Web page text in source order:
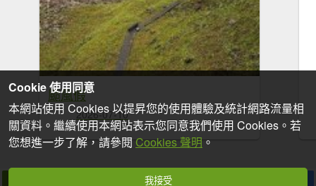
颱風假
2026-07-10
Cookie 使用同意
本網站使用 Cookies 以提昇您的使用體驗及統計網路流量相
關資料。繼續使用本網站表示您同意我們使用 Cookies。若
您想進一步了解，請參閱 Cookies 聲明 。
我接受